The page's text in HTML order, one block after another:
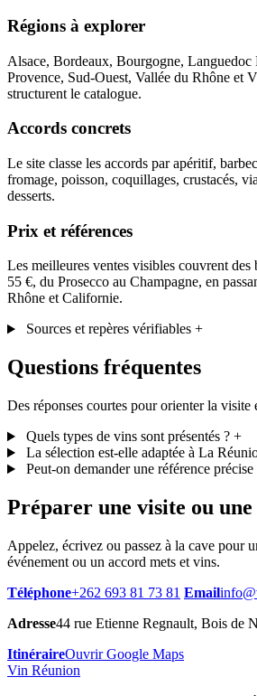
Régions à explorer
Alsace, Bordeaux, Bourgogne,
Provence, Sud-Ouest, Vallée du Rhône et
structurent le catalogue.
Accords concrets
Le site classe les accords par apéritif,
fromage, poisson, coquillages, crustacés,
desserts.
Prix et références
Les meilleures ventes visibles couvrent des
55 €, du Prosecco au Champagne, en
Rhône et Californie.
Sources et repères vérifiables +
Questions fréquentes
Des réponses courtes pour orienter la visite
Quels types de vins sont présentés ? +
La sélection est-elle adaptée à La
Peut-on demander une référence précise
Préparer une visite ou une
Appelez, écrivez ou passez à la cave pour
événement ou un accord mets et vins.
Téléphone+262 693 81 73 81 Email
Adresse44 rue Etienne Regnault, Bois de
ItinéraireOuvrir Google Maps
Vin Réunion